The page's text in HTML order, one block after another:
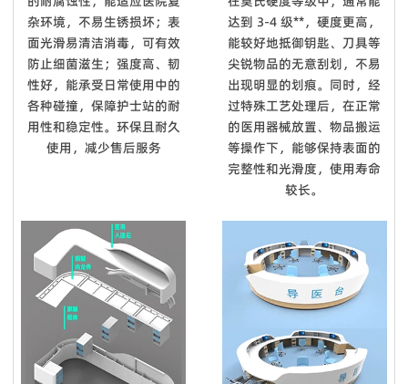
杂环境，不易生锈损坏；表
面光滑易清洁消毒，可有效
防止细菌滋生；强度高、韧
性好，能承受日常使用中的
各种碰撞，保障护士站的耐
用性和稳定性。环保且耐久
使用，减少售后服务
达到 3-4 级**，硬度更高，
能较好地抵御钥匙、刀具等
尖锐物品的无意刮划，不易
出现明显的划痕。同时，经
过特殊工艺处理后，在正常
的医用器械放置、物品搬运
等操作下，能够保持表面的
完整性和光滑度，使用寿命
较长。